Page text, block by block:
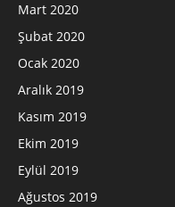
Mart 2020
Şubat 2020
Ocak 2020
Aralık 2019
Kasım 2019
Ekim 2019
Eylül 2019
Ağustos 2019